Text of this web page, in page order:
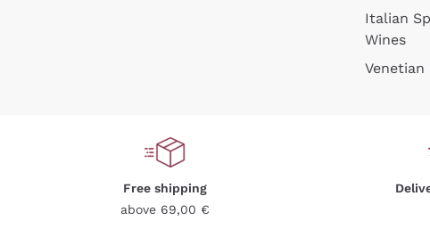
Italian
Wines
Venetian
Free shipping
above 69,00 €